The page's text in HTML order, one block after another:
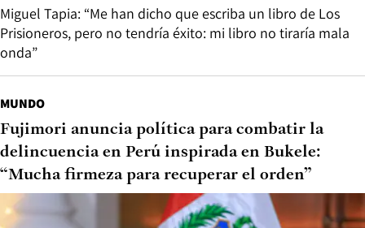
Miguel Tapia: “Me han dicho que escriba un libro de Los
Prisioneros, pero no tendría éxito: mi libro no tiraría mala
onda”
MUNDO
Fujimori anuncia política para combatir la
delincuencia en Perú inspirada en Bukele:
“Mucha firmeza para recuperar el orden”